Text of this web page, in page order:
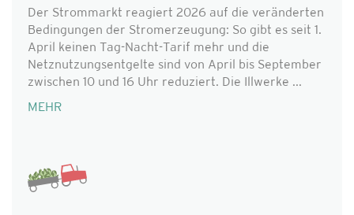
Der Strommarkt reagiert 2026 auf die veränderten
Bedingungen der Stromerzeugung: So gibt es seit 1.
April keinen Tag-Nacht-Tarif mehr und die
Netznutzungsentgelte sind von April bis September
zwischen 10 und 16 Uhr reduziert. Die Illwerke ...
MEHR